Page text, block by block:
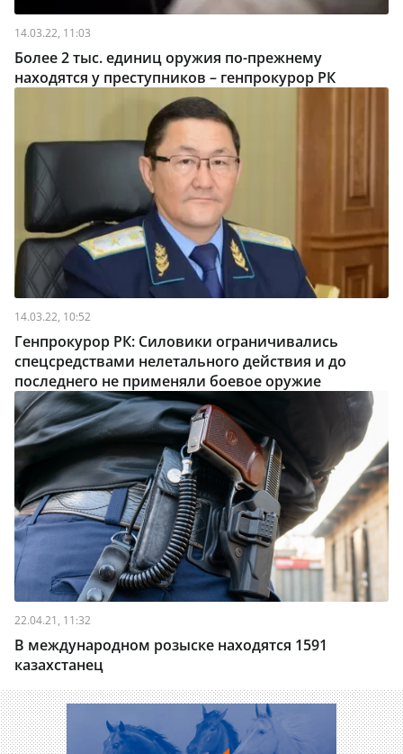
14.03.22, 11:03
Более 2 тыс. единиц оружия по-прежнему
находятся у преступников – генпрокурор РК
14.03.22, 10:52
Генпрокурор РК: Силовики ограничивались
спецсредствами нелетального действия и до
последнего не применяли боевое оружие
22.04.21, 11:32
В международном розыске находятся 1591
казахстанец